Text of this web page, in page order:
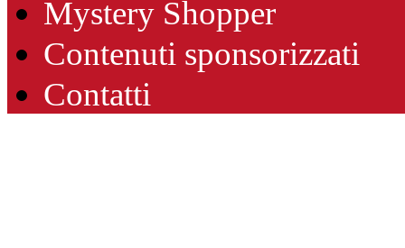
Mystery Shopper
Contenuti sponsorizzati
Contatti